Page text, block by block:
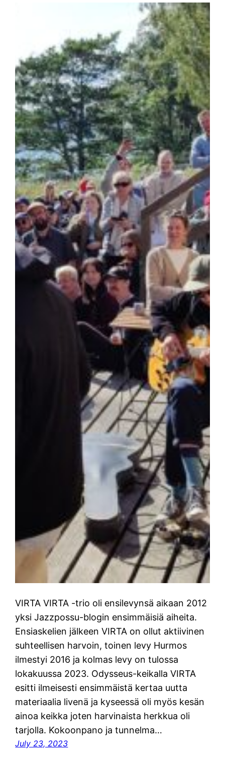
VIRTA VIRTA -trio oli ensilevynsä aikaan 2012
yksi Jazzpossu-blogin ensimmäisiä aiheita.
Ensiaskelien jälkeen VIRTA on ollut aktiivinen
suhteellisen harvoin, toinen levy Hurmos
ilmestyi 2016 ja kolmas levy on tulossa
lokakuussa 2023. Odysseus-keikalla VIRTA
esitti ilmeisesti ensimmäistä kertaa uutta
materiaalia livenä ja kyseessä oli myös kesän
ainoa keikka joten harvinaista herkkua oli
tarjolla. Kokoonpano ja tunnelma…
July 23, 2023